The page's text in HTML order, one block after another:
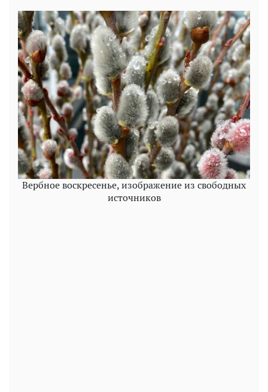
Вербное воскресенье, изображение из свободных
источников